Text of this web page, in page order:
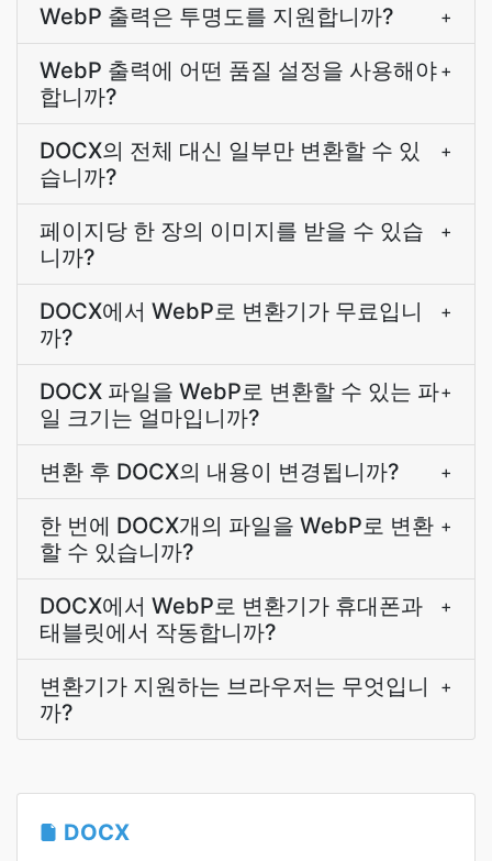
WebP 출력은 투명도를 지원합니까? +
WebP 출력에 어떤 품질 설정을 사용해야
합니까?
+
DOCX의 전체 대신 일부만 변환할 수 있
습니까?
+
페이지당 한 장의 이미지를 받을 수 있습
니까?
+
DOCX에서 WebP로 변환기가 무료입니
까?
+
DOCX 파일을 WebP로 변환할 수 있는 파
일 크기는 얼마입니까?
+
변환 후 DOCX의 내용이 변경됩니까? +
한 번에 DOCX개의 파일을 WebP로 변환
할 수 있습니까?
+
DOCX에서 WebP로 변환기가 휴대폰과
태블릿에서 작동합니까?
+
변환기가 지원하는 브라우저는 무엇입니
까?
+
DOCX